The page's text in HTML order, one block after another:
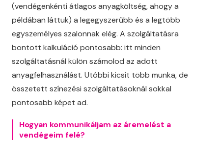
(vendégenkénti átlagos anyagköltség, ahogy a
példában láttuk) a legegyszerűbb és a legtöbb
egyszemélyes szalonnak elég. A szolgáltatásra
bontott kalkuláció pontosabb: itt minden
szolgáltatásnál külön számolod az adott
anyagfelhasználást. Utóbbi kicsit több munka, de
összetett színezési szolgáltatásoknál sokkal
pontosabb képet ad.
Hogyan kommunikáljam az áremelést a
vendégeim felé?